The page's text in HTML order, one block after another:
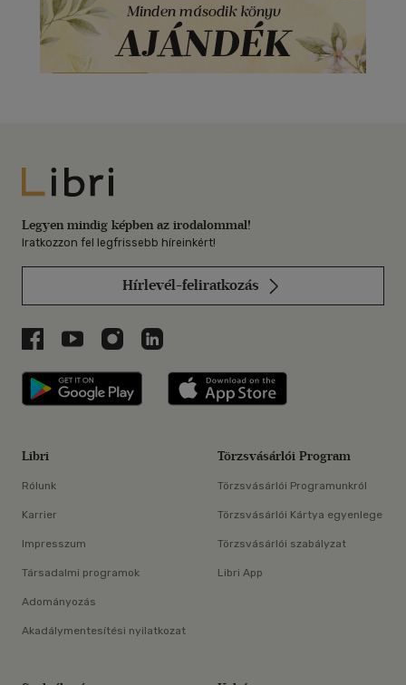
Libri
Legyen mindig képben az irodalommal!
Iratkozzon fel legfrissebb híreinkért!
Hírlevél-feliratkozás
Libri a Facebookon
Libri a Youtube-on
Libri az Instagramon
Libri a LinkedInen
Libri applikáció Szerezd meg: Google
Libri
Rólunk
Karrier
Impresszum
Társadalmi programok
Adományozás
Akadálymentesítési nyilatkozat
Törzsvásárlói Program
Törzsvásárlói Programunkról
Törzsvásárlói Kártya egyenlege
Törzsvásárlói szabályzat
Libri App